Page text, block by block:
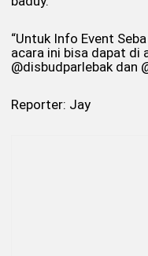
“Untuk Info Event
acara ini bisa dapat di
@disbudparlebak dan
Reporter: Jay